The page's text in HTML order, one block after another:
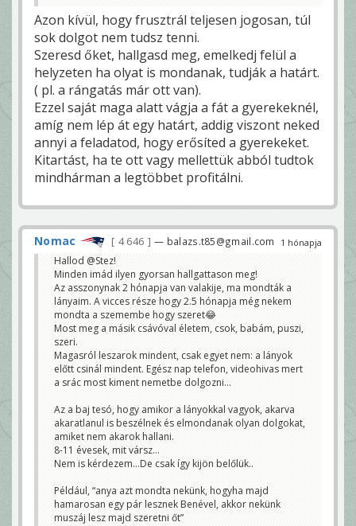
Azon kívül, hogy frusztrál teljesen jogosan, túl
sok dolgot nem tudsz tenni.
Szeresd őket, hallgasd meg, emelkedj felül a
helyzeten ha olyat is mondanak, tudják a határt.
( pl. a rángatás már ott van).
Ezzel saját maga alatt vágja a fát a gyerekeknél,
amíg nem lép át egy határt, addig viszont neked
annyi a feladatod, hogy erősíted a gyerekeket.
Kitartást, ha te ott vagy mellettük abból tudtok
mindhárman a legtöbbet profitálni.
1 hónapja
Nomac 4 646 — balazs.t85@gmail.com
Hallod @Stez!
Minden imád ilyen gyorsan hallgattason meg!
Az asszonynak 2 hónapja van valakije, ma mondták a
lányaim. A vicces része hogy 2.5 hónapja még nekem
mondta a szemembe hogy szeret😂
Most meg a másik csávóval életem, csok, babám, puszi,
szeri.
Magasról leszarok mindent, csak egyet nem: a lányok
előtt csinál mindent. Egész nap telefon, videohivas mert
a srác most kiment nemetbe dolgozni…
Az a baj tesó, hogy amikor a lányokkal vagyok, akarva
akaratlanul is beszélnek és elmondanak olyan dolgokat,
amiket nem akarok hallani.
8-11 évesek, mit vársz…
Nem is kérdezem…De csak így kijön belőlük..
Például, “anya azt mondta nekünk, hogyha majd
hamarosan egy pár lesznek Benével, akkor nekünk
muszáj lesz majd szeretni őt”